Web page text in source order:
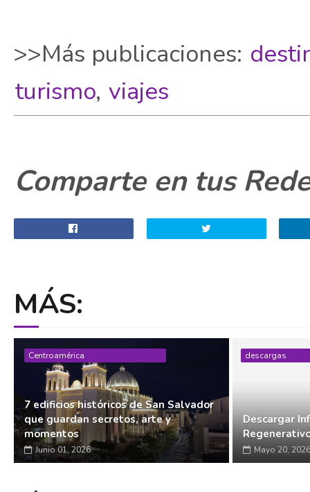
>>Más publicaciones:
turismo, viajes
Comparte en tus
MÁS:
Centroamérica
7 edificios históricos de San Salvador
que guardan secretos, arte y
momentos
Junio 01, 2026
descargas
Descargar
Mayo 20, 2026